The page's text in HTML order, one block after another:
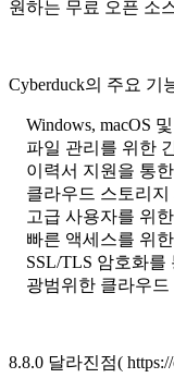
원하는 무료 오픈 소
Cyberduck의 주요 기
Windows, macOS
파일 관리를 위한
이력서 지원을 통
클라우드 스토리지
고급 사용자를 위한
빠른 액세스를 위
SSL/TLS 암호화를
광범위한 클라우드
8.8.0 달라진점(